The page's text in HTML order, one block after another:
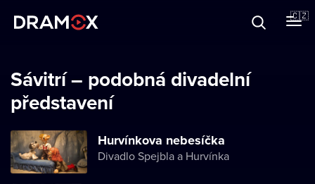
🇨🇿
Registrujte se
Sávitrí – podobná divadelní
představení
Hurvínkova nebesíčka
Divadlo Spejbla a Hurvínka